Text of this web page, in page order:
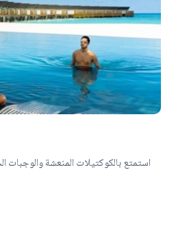
استمتع بالكوكتيلات المنعشة والوجبات